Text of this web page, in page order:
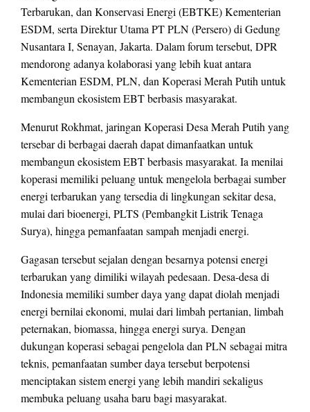
Terbarukan, dan Konservasi Energi (EBTKE) Kementerian
ESDM, serta Direktur Utama PT PLN (Persero) di Gedung
Nusantara I, Senayan, Jakarta. Dalam forum tersebut, DPR
mendorong adanya kolaborasi yang lebih kuat antara
Kementerian ESDM, PLN, dan Koperasi Merah Putih untuk
membangun ekosistem EBT berbasis masyarakat.
Menurut Rokhmat, jaringan Koperasi Desa Merah Putih yang
tersebar di berbagai daerah dapat dimanfaatkan untuk
membangun ekosistem EBT berbasis masyarakat. Ia menilai
koperasi memiliki peluang untuk mengelola berbagai sumber
energi terbarukan yang tersedia di lingkungan sekitar desa,
mulai dari bioenergi, PLTS (Pembangkit Listrik Tenaga
Surya), hingga pemanfaatan sampah menjadi energi.
Gagasan tersebut sejalan dengan besarnya potensi energi
terbarukan yang dimiliki wilayah pedesaan. Desa-desa di
Indonesia memiliki sumber daya yang dapat diolah menjadi
energi bernilai ekonomi, mulai dari limbah pertanian, limbah
peternakan, biomassa, hingga energi surya. Dengan
dukungan koperasi sebagai pengelola dan PLN sebagai mitra
teknis, pemanfaatan sumber daya tersebut berpotensi
menciptakan sistem energi yang lebih mandiri sekaligus
membuka peluang usaha baru bagi masyarakat.